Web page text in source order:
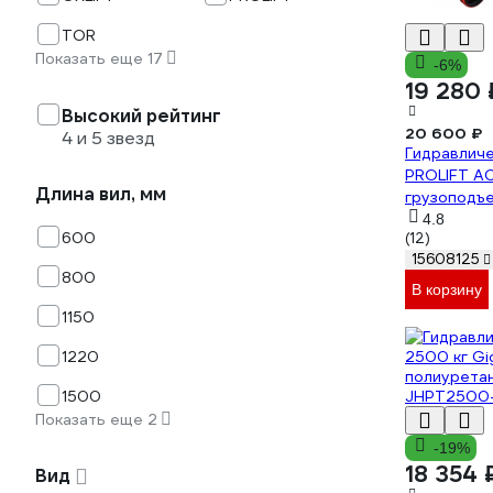
TOR
Показать еще 17
Высокий рейтинг
4 и 5 звезд
Длина вил, мм
600
800
1150
1220
1500
Показать еще 2
Вид
-6%
19 280
20 600 ₽
PROLIFT
колеса
800x550
4.8
(12)
15608125
В корзину
-19%
18 354